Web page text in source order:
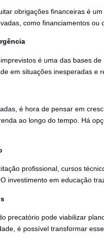
obrigações financeiras é
como financiamentos
é uma das bases
em situações inesperadas e
é hora de pensar em
ao longo do tempo. Há
profissional, cursos
investimento em educação
precatório pode viabilizar
é possível transformar